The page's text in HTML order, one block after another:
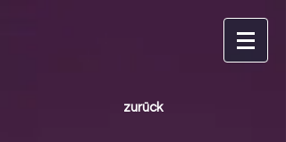
zurück